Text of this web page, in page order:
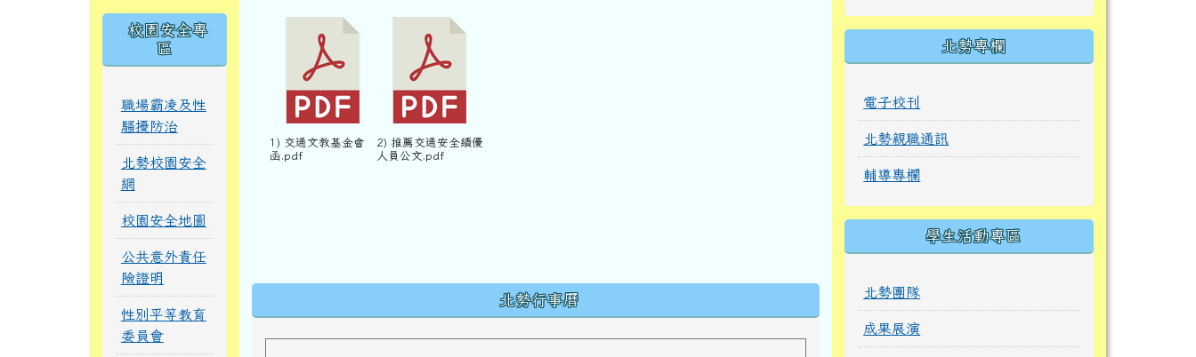
校園安全專
區
職場霸凌及性
騷擾防治
北勢校園安全
網
校園安全地圖
公共意外責任
險證明
性別平等教育
委員會
1) 交通文教基金會
函.pdf
2) 推薦交通安全績優
人員公文.pdf
北勢行事曆
北勢專欄
電子校刊
北勢親職通訊
輔導專欄
學生活動專區
北勢團隊
成果展演